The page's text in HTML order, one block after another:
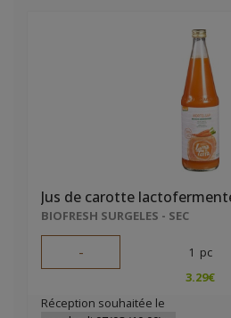
BIOFRESH SURGELES - SEC
- 1 pc
3.29€
Réception souhaitée le